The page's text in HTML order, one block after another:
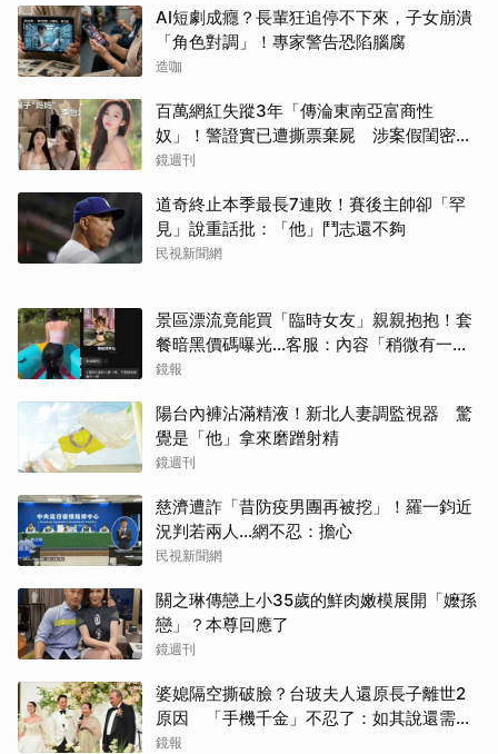
AI短劇成癮？長輩狂追停不下來，子女崩潰
「角色對調」！專家警告恐陷腦腐
造咖
百萬網紅失蹤3年「傳淪東南亞富商性
奴」！警證實已遭撕票棄屍 涉案假閨密近
況曝光
鏡週刊
道奇終止本季最長7連敗！賽後主帥卻「罕
見」說重話批：「他」鬥志還不夠
民視新聞網
景區漂流竟能買「臨時女友」親親抱抱！套
餐暗黑價碼曝光…客服：內容「稍微有一點
尺度」
鏡報
陽台內褲沾滿精液！新北人妻調監視器 驚
覺是「他」拿來磨蹭射精
鏡週刊
慈濟遭詐「昔防疫男團再被挖」！羅一鈞近
況判若兩人…網不忍：擔心
民視新聞網
關之琳傳戀上小35歲的鮮肉嫩模展開「嬤孫
戀」？本尊回應了
鏡週刊
婆媳隔空撕破臉？台玻夫人還原長子離世2
原因 「手機千金」不忍了：如其說還需要
離開嗎？
鏡報